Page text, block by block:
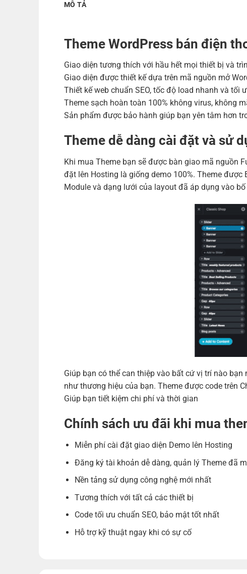
MÔ TẢ
Theme WordPress bán điện
Giao diện tương thích với hầu hết mọi thiết bị và
Giao diện được thiết kế dựa trên mã nguồn mở
Thiết kế web chuẩn SEO, tốc độ load nhanh và tối
Theme sạch hoàn toàn 100% không virus, không
Sản phẩm được bảo hành giúp bạn yên tâm hơn
Theme dễ dàng cài đặt và sử
Khi mua Theme bạn sẽ được bàn giao mã nguồn
đặt lên Hosting là giống demo 100%. Theme
Module và dạng lưới của layout đã áp dụng vào bố
Giúp bạn có thể can thiệp vào bất cứ vị trí nào
như thương hiệu của bạn. Theme được code trên
Giúp bạn tiết kiệm chi phí và thời gian
Chính sách ưu đãi khi mua
Miễn phí cài đặt giao diện Demo lên Hosting
Đăng ký tài khoản dễ dàng, quản lý Theme đã
Nền tảng sử dụng công nghệ mới nhất
Tương thích với tất cả các thiết bị
Code tối ưu chuẩn SEO, bảo mật tốt nhất
Hỗ trợ kỹ thuật ngay khi có sự cố